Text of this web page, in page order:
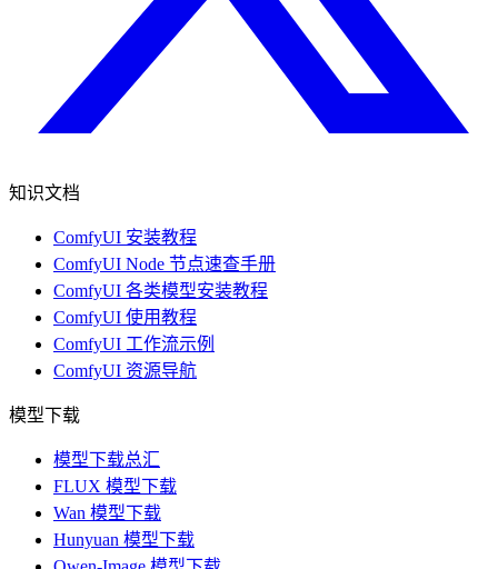
知识文档
ComfyUI 安装教程
ComfyUI Node 节点速查手册
ComfyUI 各类模型安装教程
ComfyUI 使用教程
ComfyUI 工作流示例
ComfyUI 资源导航
模型下载
模型下载总汇
FLUX 模型下载
Wan 模型下载
Hunyuan 模型下载